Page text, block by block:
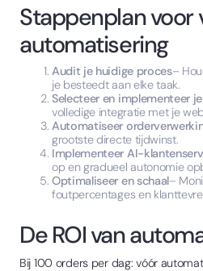
Stappenplan voor
automatisering
Audit je huidige proces–
je besteedt aan elke taak.
Selecteer en implementeer
volledige integratie met je
Automatiseer
grootste directe tijdwinst.
Implementeer AI-
op en gradueel autonomie
Optimaliseer en schaal–
foutpercentages en
De ROI van
Bij 100 orders per dag: vóór